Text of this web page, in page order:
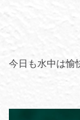
今日も水中は愉